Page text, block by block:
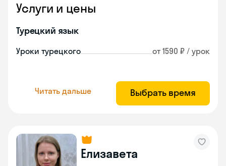
Услуги и цены
Турецкий язык
Уроки турецкого от 1590 ₽ / урок
Читать дальше Выбрать время
Елизавета